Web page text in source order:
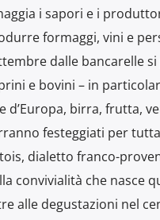
i sapori e i
formaggi, vini e
dalle bancarelle
e bovini – in
d’Europa, birra, frutta,
festeggiati per
dialetto franco-
convivialità che nasce
alle degustazioni nel